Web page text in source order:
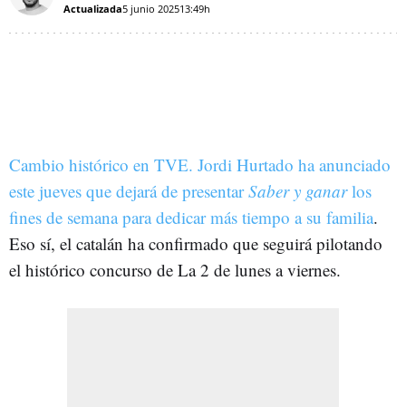
Actualizada5 junio 202513:49h
Cambio histórico en TVE. Jordi Hurtado ha anunciado
este jueves que dejará de presentarSaber y ganarlos
fines de semana para dedicar más tiempo a su familia.
Eso sí, el catalán ha confirmado que seguirá pilotando
el histórico concurso de La 2 de lunes a viernes.